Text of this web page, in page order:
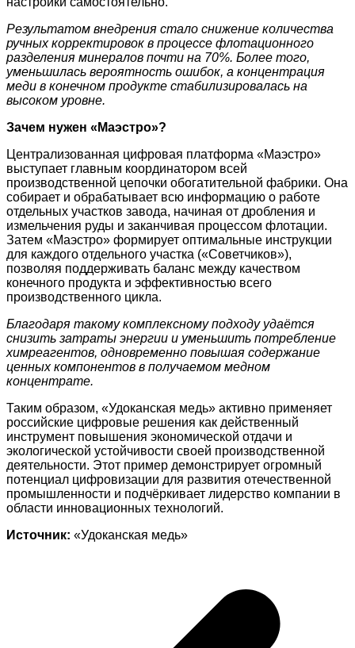
Результатом внедрения стало снижение количества
ручных корректировок в процессе флотационного
разделения минералов почти на 70%. Более того,
уменьшилась вероятность ошибок, а концентрация
меди в конечном продукте стабилизировалась на
высоком уровне.
Зачем нужен «Маэстро»?
Централизованная цифровая платформа «Маэстро»
выступает главным координатором всей
производственной цепочки обогатительной фабрики. Она
собирает и обрабатывает всю информацию о работе
отдельных участков завода, начиная от дробления и
измельчения руды и заканчивая процессом флотации.
Затем «Маэстро» формирует оптимальные инструкции
для каждого отдельного участка («Советчиков»),
позволяя поддерживать баланс между качеством
конечного продукта и эффективностью всего
производственного цикла.
Благодаря такому комплексному подходу удаётся
снизить затраты энергии и уменьшить потребление
химреагентов, одновременно повышая содержание
ценных компонентов в получаемом медном
концентрате.
Таким образом, «Удоканская медь» активно применяет
российские цифровые решения как действенный
инструмент повышения экономической отдачи и
экологической устойчивости своей производственной
деятельности. Этот пример демонстрирует огромный
потенциал цифровизации для развития отечественной
промышленности и подчёркивает лидерство компании в
области инновационных технологий.
Источник: «Удоканская медь»